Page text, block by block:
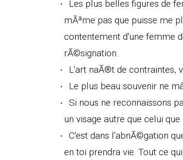
Les plus belles figures de
mÃªme pas que puisse me
contentement d'une femme
rÃ©signation.
L'art naÃ®t de contraintes,
Le plus beau souvenir ne
Si nous ne reconnaissons
un visage autre que celui
C'est dans l'abnÃ©gation
en toi prendra vie. Tout ce